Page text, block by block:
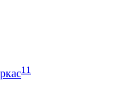
11